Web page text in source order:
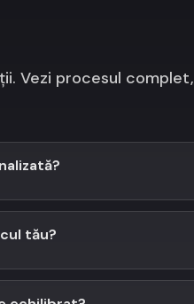
Vezi procesul complet,
tău?